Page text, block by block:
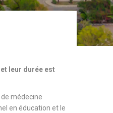
leur durée est
médecine
en éducation et le